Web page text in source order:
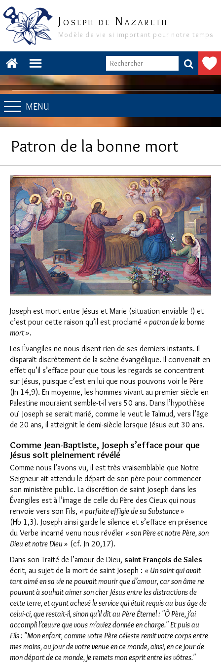
JOSEPH DE NAZARETH
Modèle de vie si important pour notre temps
MENU
Patron de la bonne mort
Joseph est mort entre Jésus et Marie (situation enviable !) et
c’est pour cette raison qu’il est proclamé « patron de la bonne
mort ».
Les Évangiles ne nous disent rien de ses derniers instants. Il
disparaît discrètement de la scène évangélique. Il convenait en
effet qu’il s’efface pour que tous les regards se concentrent
sur Jésus, puisque c’est en lui que nous pouvons voir le Père
(Jn 14,9). En moyenne, les hommes vivant au premier siècle en
Palestine mouraient semble-t-il vers 50 ans. Dans l’hypothèse
ou` Joseph se serait marié, comme le veut le Talmud, vers l’âge
de 20 ans, il atteignit le demi-siècle lorsque Jésus eut 30 ans.
Comme Jean-Baptiste, Joseph s’efface pour que
Jésus soit pleinement révélé
Comme nous l’avons vu, il est très vraisemblable que Notre
Seigneur ait attendu le départ de son père pour commencer
son ministère public. La discrétion de saint Joseph dans les
Évangiles est à l’image de celle du Père des Cieux qui nous
renvoie vers son Fils, « parfaite effigie de sa Substance »
(Hb 1,3). Joseph ainsi garde le silence et s’efface en présence
du Verbe incarné venu nous révéler « son Père et notre Père, son
Dieu et notre Dieu » (cf. Jn 20,17).
Dans son Traité de l’amour de Dieu, saint François de Sales
écrit, au sujet de la mort de saint Joseph : « Un saint qui avait
tant aimé en sa vie ne pouvait mourir que d’amour, car son âme ne
pouvant à souhait aimer son cher Jésus entre les distractions de
cette terre, et ayant achevé le service qui était requis au bas âge de
celui-ci, que restait-il, sinon qu’il dît au Père Éternel : "Ô Père, j’ai
accompli l’œuvre que vous m’aviez donnée en charge." Et puis au
Fils : "Mon enfant, comme votre Père céleste remit votre corps entre
mes mains, au jour de votre venue en ce monde, ainsi, en ce jour de
mon départ de ce monde, je remets mon esprit entre les vôtres."